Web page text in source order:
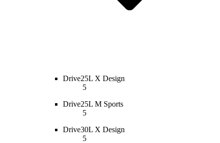
Drive25L X Design
5
Drive25L M Sports
5
Drive30L X Design
5